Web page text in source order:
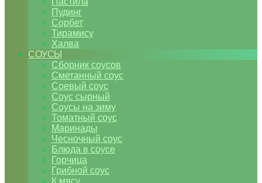
Пудинг
Сорбет
Тирамису
Халва
СОУСЫ
Сборник соусов
Сметанный соус
Соевый соус
Соус сырный
Соусы на зиму
Томатный соус
Маринады
Чесночный соус
Блюда в соусе
Горчица
Грибной соус
К мясу